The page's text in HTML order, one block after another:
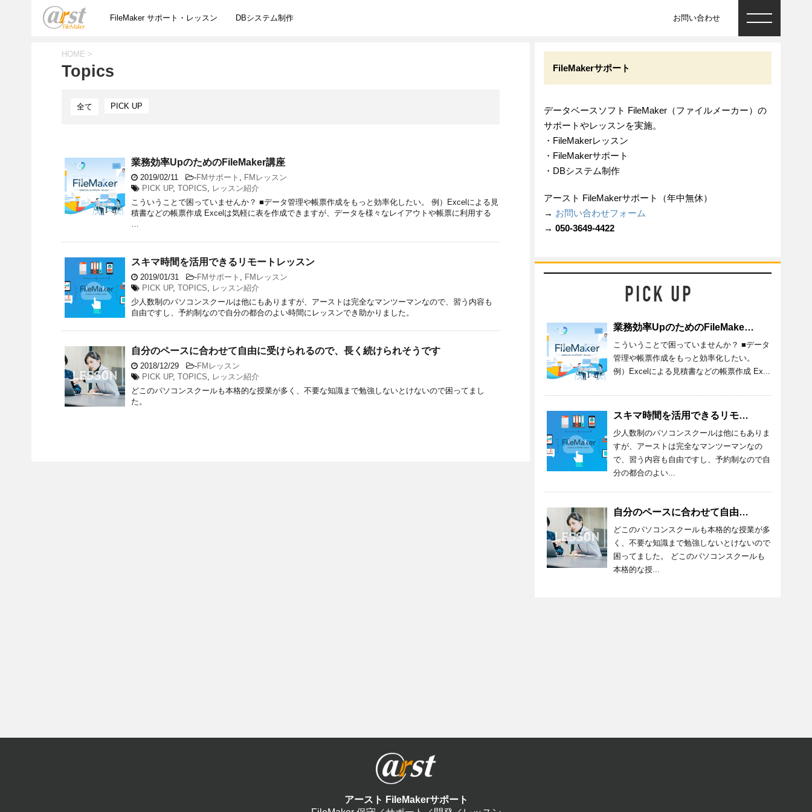
FileMaker サポート・レッスン DBシステム制作 お問い合わせ
HOME >
Topics
全て PICK UP
業務効率UpのためのFileMaker講座
2019/02/11 -FMサポート , FMレッスン
PICK UP, TOPICS, レッスン紹介
こういうことで困っていませんか？ ■データ管理や帳票作成をもっと効率化したい。 例）Excelによる見
積書などの帳票作成 Excelは気軽に表を作成できますが、データを様々なレイアウトや帳票に利用する
…
スキマ時間を活用できるリモートレッスン
2019/01/31 -FMサポート , FMレッスン
PICK UP, TOPICS, レッスン紹介
少人数制のパソコンスクールは他にもありますが、アーストは完全なマンツーマンなので、習う内容も
自由ですし、予約制なので自分の都合のよい時間にレッスンでき助かりました。
自分のペースに合わせて自由に受けられるので、長く続けられそうです
2018/12/29 -FMレッスン
PICK UP, TOPICS, レッスン紹介
どこのパソコンスクールも本格的な授業が多く、不要な知識まで勉強しないとけないので困ってまし
た。
FileMakerサポート
データベースソフト FileMaker（ファイルメーカー）の
サポートやレッスンを実施。
・FileMakerレッスン
・FileMakerサポート
・DBシステム制作
アースト FileMakerサポート（年中無休）
→ お問い合わせフォーム
→ 050-3649-4422
業務効率UpのためのFileMaker講座
こういうことで困っていませんか？ ■データ
管理や帳票作成をもっと効率化したい。
例）Excelによる見積書などの帳票作成 Ex...
スキマ時間を活用できるリモートレッスン
少人数制のパソコンスクールは他にもありま
すが、アーストは完全なマンツーマンなの
で、習う内容も自由ですし、予約制なので自
分の都合のよい...
自分のペースに合わせて自由に受けられるので、長く続けられそうです
どこのパソコンスクールも本格的な授業が多
く、不要な知識まで勉強しないとけないので
困ってました。 どこのパソコンスクールも
本格的な授...
アースト FileMakerサポート